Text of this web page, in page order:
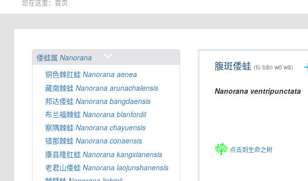
您在这里：首页
倭蛙属Nanorana
铜色棘肛蛙Nanorana aenea
藏南棘蛙Nanorana arunachalensis
邦达倭蛙Nanorana bangdaensis
布兰福棘蛙Nanorana blanfordii
察隅棘蛙Nanorana chayuensis
错那棘蛙Nanorana conaensis
康县隆肛蛙Nanorana kangxianensis
老君山倭蛙Nanorana laojunshanensis
腹斑倭蛙 (fù bān wō wā)
Nanorana ventripunctata
点击到生命之树